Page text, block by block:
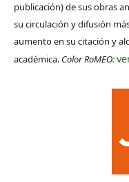
publicación) de sus obras
su circulación y difusión
aumento en su citación y
académica. Color RoMEO: